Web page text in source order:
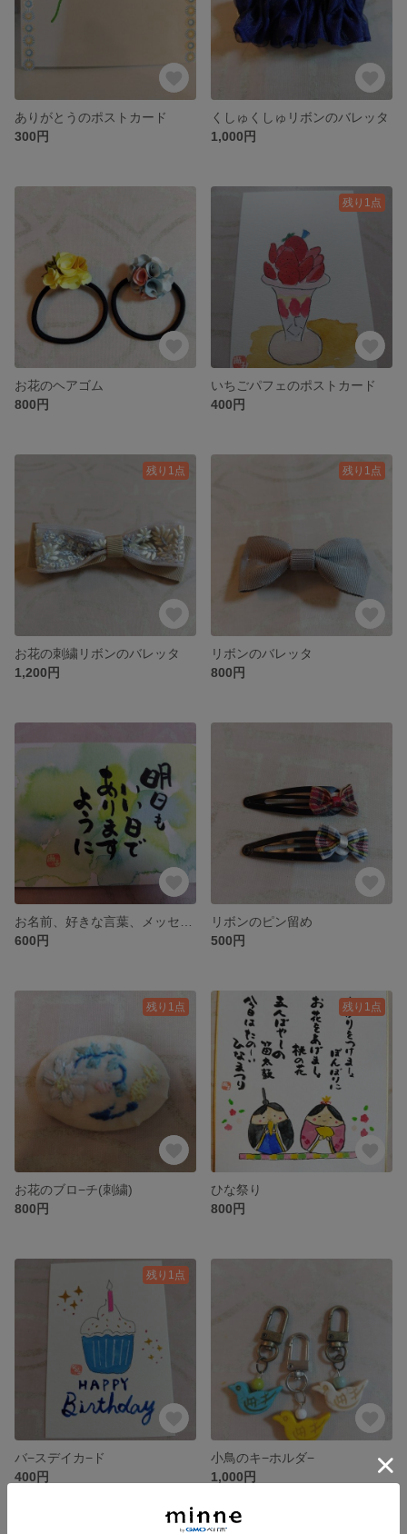
ありがとうのポストカード
300円
くしゅくしゅリボンのバレッタ
1,000円
お花のヘアゴム
800円
残り1点
いちごパフェのポストカード
400円
残り1点
お花の刺繍リボンのバレッタ
1,200円
残り1点
リボンのバレッタ
800円
600円
リボンのピン留め
500円
残り1点
お花のブロ−チ(刺繍)
800円
残り1点
ひな祭り
800円
残り1点
バ−スデイカ−ド
400円
小鳥のキ−ホルダ−
1,000円